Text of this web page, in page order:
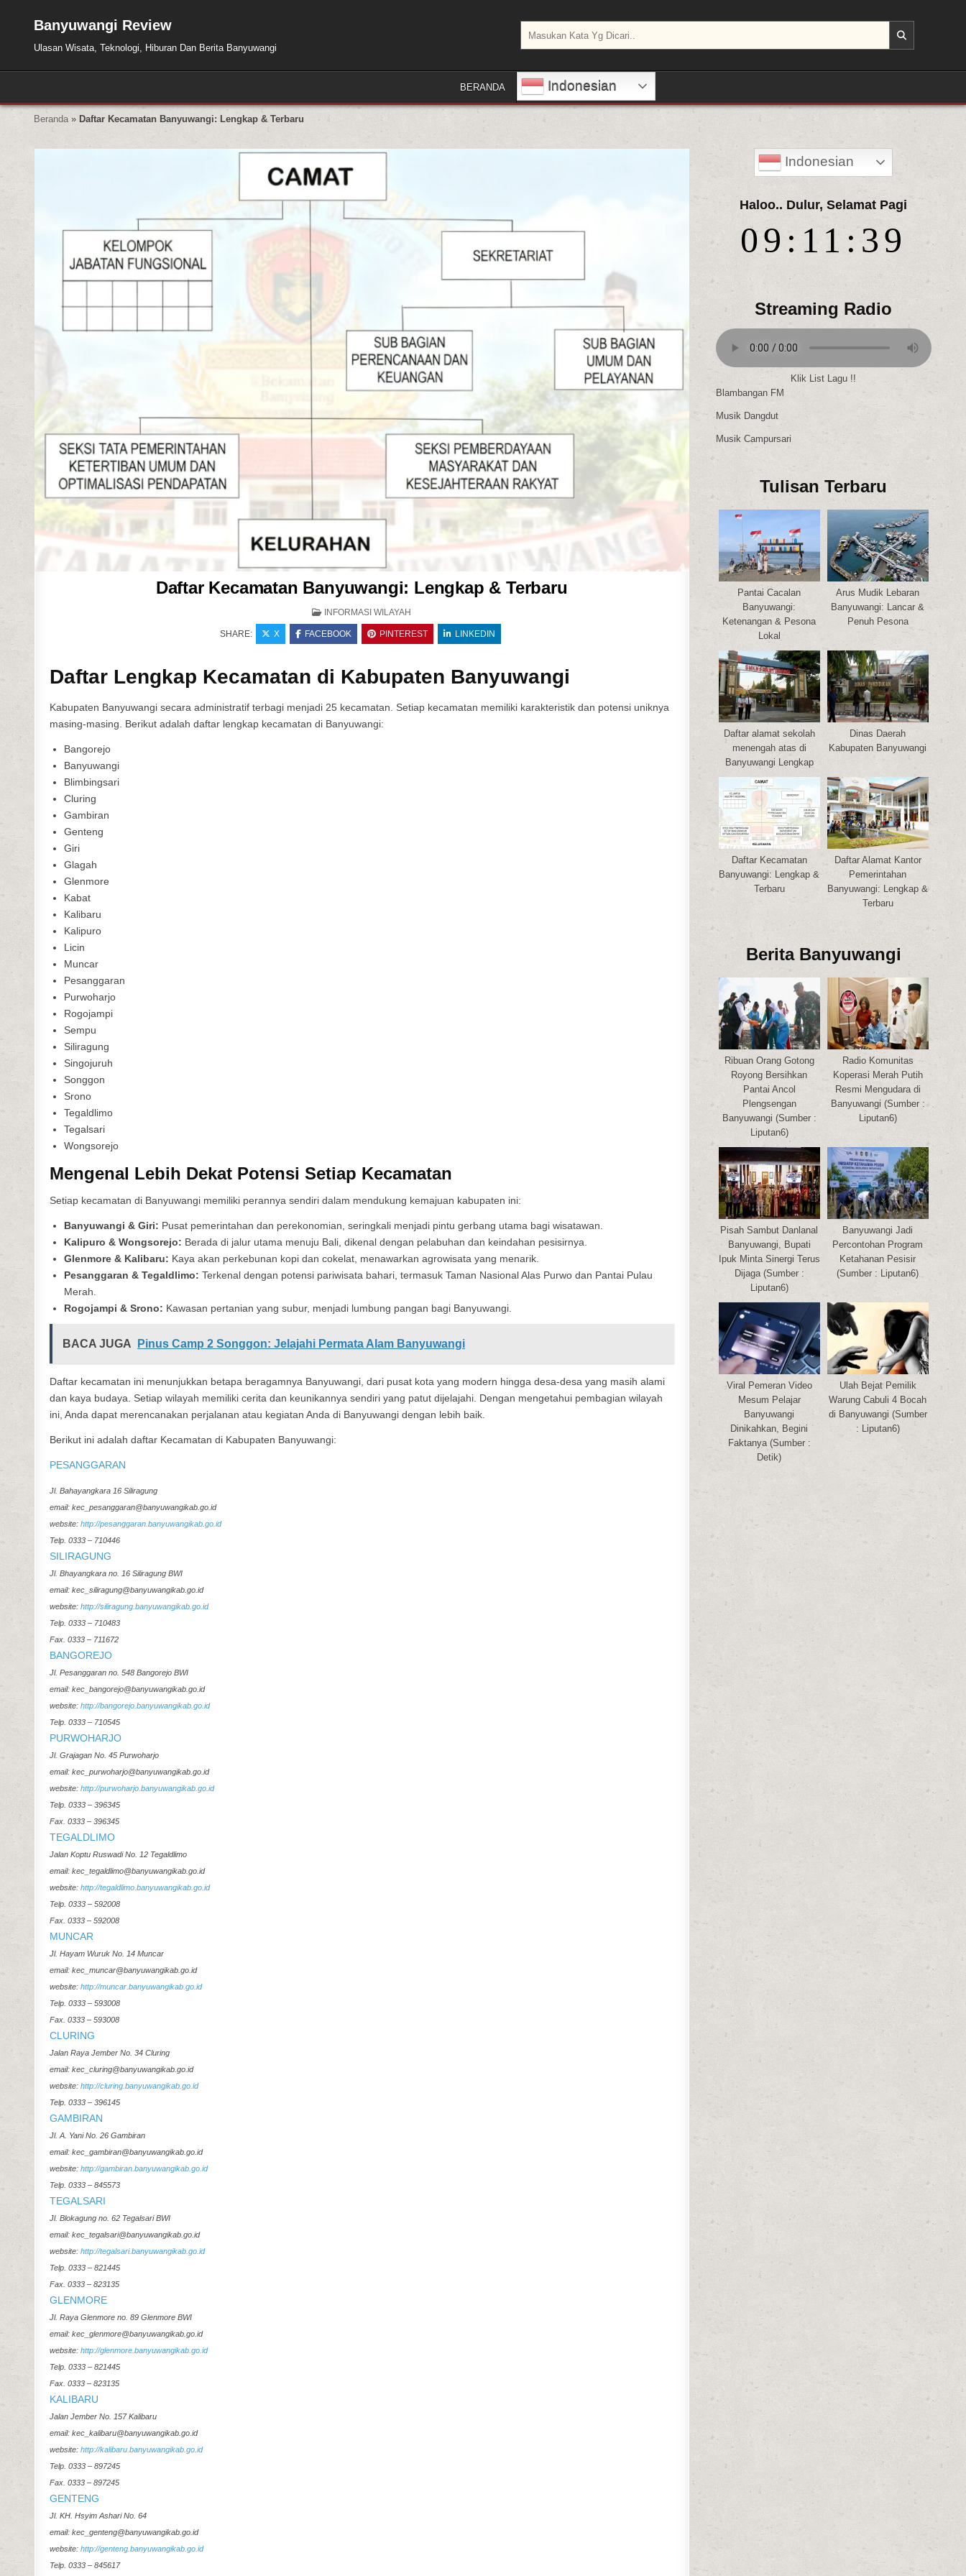
Banyuwangi Review
Ulasan Wisata, Teknologi, Hiburan Dan Berita Banyuwangi
BERANDA Indonesian
Beranda» Daftar Kecamatan Banyuwangi: Lengkap & Terbaru
Daftar Kecamatan Banyuwangi: Lengkap & Terbaru
POSTED IN
INFORMASI WILAYAH
SHARE: X FACEBOOK PINTEREST LINKEDIN
Daftar Lengkap Kecamatan di Kabupaten Banyuwangi
Kabupaten Banyuwangi secara administratif terbagi menjadi 25 kecamatan. Setiap kecamatan memiliki karakteristik dan potensi uniknya
masing-masing. Berikut adalah daftar lengkap kecamatan di Banyuwangi:
Bangorejo
Banyuwangi
Blimbingsari
Cluring
Gambiran
Genteng
Giri
Glagah
Glenmore
Kabat
Kalibaru
Kalipuro
Licin
Muncar
Pesanggaran
Purwoharjo
Rogojampi
Sempu
Siliragung
Singojuruh
Songgon
Srono
Tegaldlimo
Tegalsari
Wongsorejo
Mengenal Lebih Dekat Potensi Setiap Kecamatan
Setiap kecamatan di Banyuwangi memiliki perannya sendiri dalam mendukung kemajuan kabupaten ini:
Banyuwangi & Giri: Pusat pemerintahan dan perekonomian, seringkali menjadi pintu gerbang utama bagi wisatawan.
Kalipuro & Wongsorejo: Berada di jalur utama menuju Bali, dikenal dengan pelabuhan dan keindahan pesisirnya.
Glenmore & Kalibaru: Kaya akan perkebunan kopi dan cokelat, menawarkan agrowisata yang menarik.
Pesanggaran & Tegaldlimo: Terkenal dengan potensi pariwisata bahari, termasuk Taman Nasional Alas Purwo dan Pantai Pulau
Merah.
Rogojampi & Srono: Kawasan pertanian yang subur, menjadi lumbung pangan bagi Banyuwangi.
BACA JUGA Pinus Camp 2 Songgon: Jelajahi Permata Alam Banyuwangi
Daftar kecamatan ini menunjukkan betapa beragamnya Banyuwangi, dari pusat kota yang modern hingga desa-desa yang masih alami
dan kaya budaya. Setiap wilayah memiliki cerita dan keunikannya sendiri yang patut dijelajahi. Dengan mengetahui pembagian wilayah
ini, Anda dapat merencanakan perjalanan atau kegiatan Anda di Banyuwangi dengan lebih baik.
Berikut ini adalah daftar Kecamatan di Kabupaten Banyuwangi:
PESANGGARAN
Jl. Bahayangkara 16 Siliragung
email: kec_pesanggaran@banyuwangikab.go.id
website: http://pesanggaran.banyuwangikab.go.id
Telp. 0333 – 710446
SILIRAGUNG
Jl. Bhayangkara no. 16 Siliragung BWI
email: kec_siliragung@banyuwangikab.go.id
website: http://siliragung.banyuwangikab.go.id
Telp. 0333 – 710483
Fax. 0333 – 711672
BANGOREJO
Jl. Pesanggaran no. 548 Bangorejo BWI
email: kec_bangorejo@banyuwangikab.go.id
website: http://bangorejo.banyuwangikab.go.id
Telp. 0333 – 710545
PURWOHARJO
Jl. Grajagan No. 45 Purwoharjo
email: kec_purwoharjo@banyuwangikab.go.id
website: http://purwoharjo.banyuwangikab.go.id
Telp. 0333 – 396345
Fax. 0333 – 396345
TEGALDLIMO
Jalan Koptu Ruswadi No. 12 Tegaldlimo
email: kec_tegaldlimo@banyuwangikab.go.id
website: http://tegaldlimo.banyuwangikab.go.id
Telp. 0333 – 592008
Fax. 0333 – 592008
MUNCAR
Jl. Hayam Wuruk No. 14 Muncar
email: kec_muncar@banyuwangikab.go.id
website: http://muncar.banyuwangikab.go.id
Telp. 0333 – 593008
Fax. 0333 – 593008
CLURING
Jalan Raya Jember No. 34 Cluring
email: kec_cluring@banyuwangikab.go.id
website: http://cluring.banyuwangikab.go.id
Telp. 0333 – 396145
GAMBIRAN
Jl. A. Yani No. 26 Gambiran
email: kec_gambiran@banyuwangikab.go.id
website: http://gambiran.banyuwangikab.go.id
Telp. 0333 – 845573
TEGALSARI
Jl. Blokagung no. 62 Tegalsari BWI
email: kec_tegalsari@banyuwangikab.go.id
website: http://tegalsari.banyuwangikab.go.id
Telp. 0333 – 821445
Fax. 0333 – 823135
GLENMORE
Jl. Raya Glenmore no. 89 Glenmore BWI
email: kec_glenmore@banyuwangikab.go.id
website: http://glenmore.banyuwangikab.go.id
Telp. 0333 – 821445
Fax. 0333 – 823135
KALIBARU
Jalan Jember No. 157 Kalibaru
email: kec_kalibaru@banyuwangikab.go.id
website: http://kalibaru.banyuwangikab.go.id
Telp. 0333 – 897245
Fax. 0333 – 897245
GENTENG
Jl. KH. Hsyim Ashari No. 64
email: kec_genteng@banyuwangikab.go.id
website: http://genteng.banyuwangikab.go.id
Telp. 0333 – 845617
Indonesian
Haloo.. Dulur, Selamat Pagi
09:11:41
Streaming Radio
Klik List Lagu !!
Blambangan FM
Musik Dangdut
Musik Campursari
Tulisan Terbaru
Pantai Cacalan
Banyuwangi:
Ketenangan & Pesona
Lokal
Arus Mudik Lebaran
Banyuwangi: Lancar &
Penuh Pesona
Daftar alamat sekolah
menengah atas di
Banyuwangi Lengkap
Dinas Daerah
Kabupaten Banyuwangi
Daftar Kecamatan
Banyuwangi: Lengkap &
Terbaru
Daftar Alamat Kantor
Pemerintahan
Banyuwangi: Lengkap &
Terbaru
Berita Banyuwangi
Ribuan Orang Gotong
Royong Bersihkan
Pantai Ancol
Plengsengan
Banyuwangi (Sumber :
Liputan6)
Radio Komunitas
Koperasi Merah Putih
Resmi Mengudara di
Banyuwangi (Sumber :
Liputan6)
Pisah Sambut Danlanal
Banyuwangi, Bupati
Ipuk Minta Sinergi Terus
Dijaga (Sumber :
Liputan6)
Banyuwangi Jadi
Percontohan Program
Ketahanan Pesisir
(Sumber : Liputan6)
Viral Pemeran Video
Mesum Pelajar
Banyuwangi
Dinikahkan, Begini
Faktanya (Sumber :
Detik)
Ulah Bejat Pemilik
Warung Cabuli 4 Bocah
di Banyuwangi (Sumber
: Liputan6)